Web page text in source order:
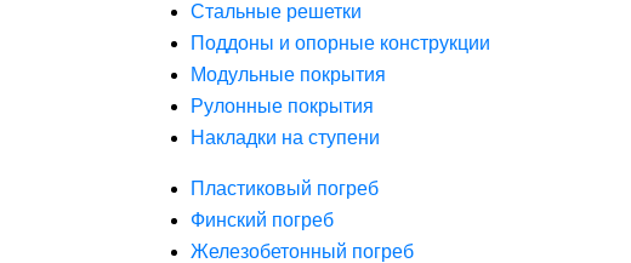
Стальные решетки
Поддоны и опорные конструкции
Модульные покрытия
Рулонные покрытия
Накладки на ступени
Пластиковый погреб
Финский погреб
Железобетонный погреб